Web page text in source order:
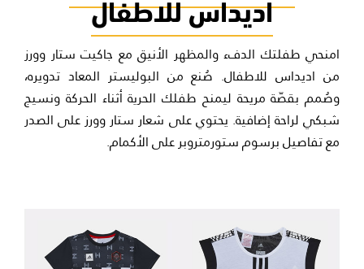
امنحي طفلتك الدفء والمظهر الأنيق مع جاكيت ستار وورز
من اديداس للاطفال. صُنع من البوليستر المعاد تدويره،
وصُمم بقصّة مريحة ليمنح طفلك الحرية أثناء الحركة ونسيج
شبكي لراحة إضافية. يحتوي على شعار ستار وورز على الصدر
مع تفاصيل برسوم ستورمتروبر على الأكمام.